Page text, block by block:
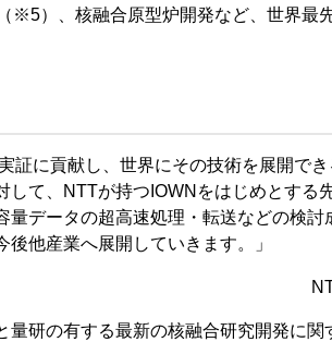
※5）、核融合原型炉開発など、世界最
証に貢献し、世界にその技術を展開で
て、NTTが持つIOWNをはじめとする
データの超高速処理・転送などの検討
他産業へ展開していきます。」
研の有する最新の核融合研究開発に関